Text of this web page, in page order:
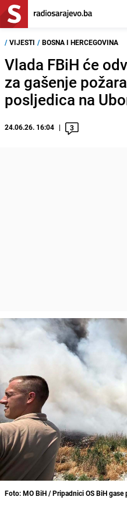
/ VIJESTI / BOSNA I HERCEGOVINA
Vlada FBiH će
za gašenje
posljedica na
24.06.26. 16:04 3
Foto: MO BiH / Pripadnici OS BiH